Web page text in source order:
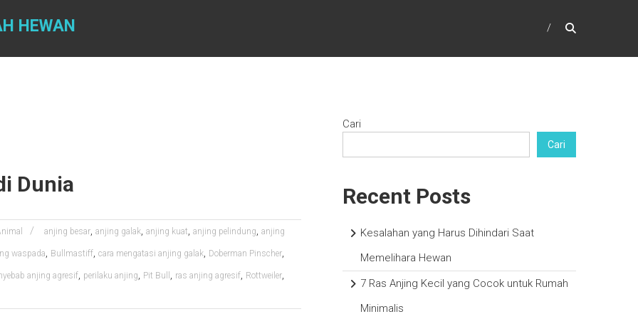
HEWAN
Dunia
anjing besar, anjing galak, anjing kuat, anjing pelindung, anjing
waspada, Bullmastiff, cara mengatasi anjing galak, Doberman Pinscher,
anjing agresif, perilaku anjing, Pit Bull , ras anjing agresif, Rottweiler,
Cari
Cari
Recent Posts
Kesalahan yang Harus Dihindari Saat
Memelihara Hewan
7 Ras Anjing Kecil yang Cocok untuk Rumah
Minimalis